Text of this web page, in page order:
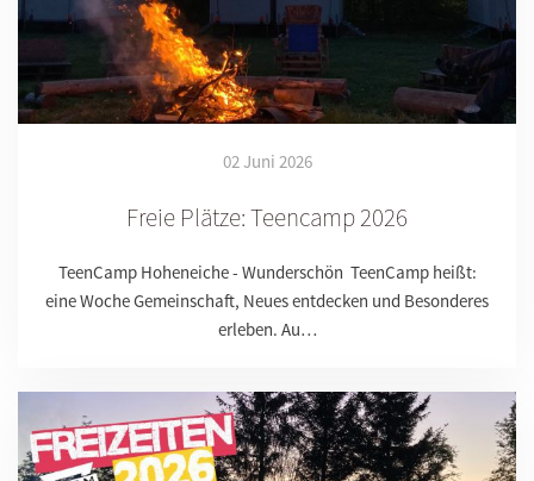
02 Juni 2026
Freie Plätze: Teencamp 2026
TeenCamp Hoheneiche - Wunderschön TeenCamp heißt:
eine Woche Gemeinschaft, Neues entdecken und Besonderes
erleben. Au…